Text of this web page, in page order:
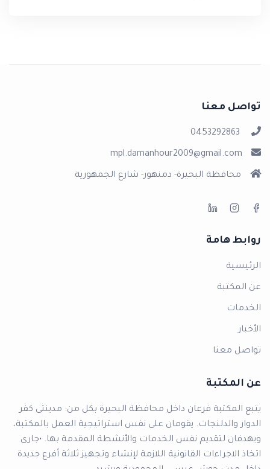
تواصل معنا
0453292863
mpl.damanhour2009@gmail.com
محافظة البحيرة- دمنهور- شارع الجمهورية
روابط هامة
الرئيسية
عن المكتبة
الخدمات
الأخبار
تواصل معنا
عن المكتبة
يتبع المكتبة فرعان داخل محافظة البحيرة بكل من: مدينتى كفر
الدوار والدلنجات. يقومان على نفس استراتيجية العمل بالمكتبة،
ويهدفان لتقديم نفس الخدمات والأنشطة المقدمة بها. •جارى
اتخاذ الاجراءات القانونية اللازمة لإنشاء وتجهيز ثلاثة أفرع جديدة